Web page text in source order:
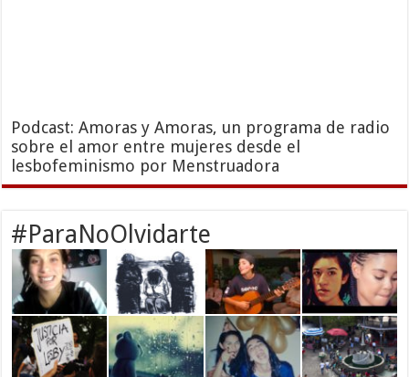
Podcast: Amoras y Amoras, un programa de radio
sobre el amor entre mujeres desde el
lesbofeminismo por Menstruadora
#ParaNoOlvidarte